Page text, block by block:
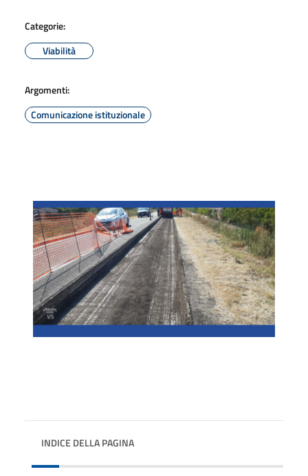
Categorie:
Viabilità
Argomenti:
Comunicazione istituzionale
INDICE DELLA PAGINA